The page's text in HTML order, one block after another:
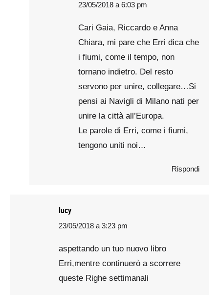
says:
23/05/2018 a 6:03 pm
Cari Gaia, Riccardo e Anna
Chiara, mi pare che Erri dica che
i fiumi, come il tempo, non
tornano indietro. Del resto
servono per unire, collegare…Si
pensi ai Navigli di Milano nati per
unire la città all’Europa.
Le parole di Erri, come i fiumi,
tengono uniti noi…
Rispondi
lucy
says:
23/05/2018 a 3:23 pm
aspettando un tuo nuovo libro
Erri,mentre continuerò a scorrere
queste Righe settimanali